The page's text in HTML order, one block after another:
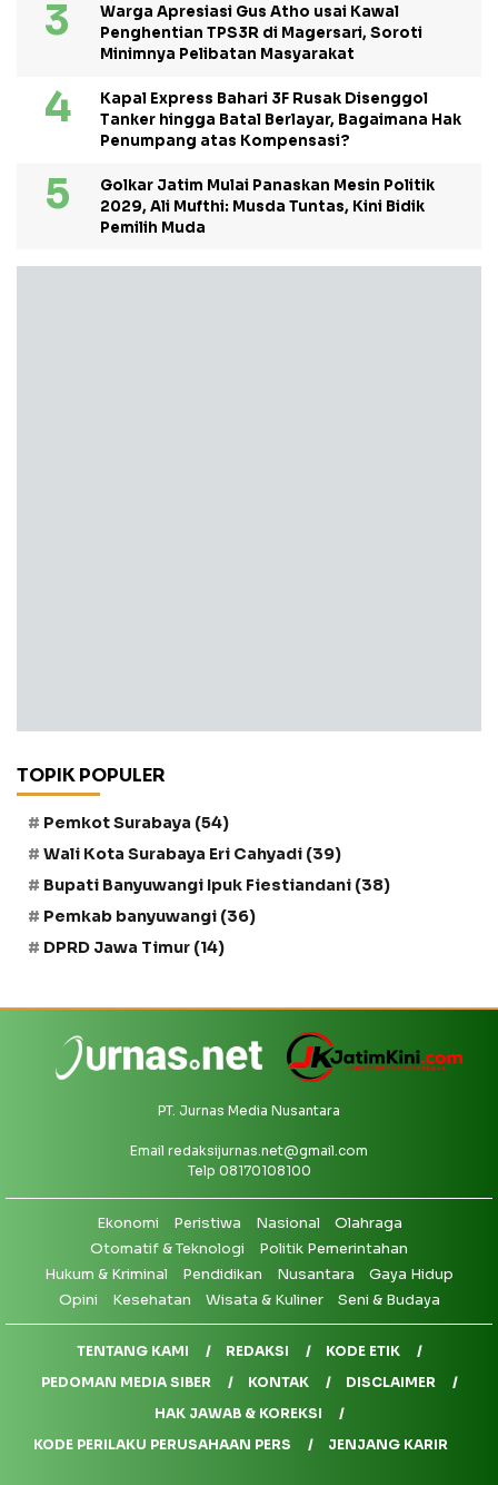
Warga Apresiasi Gus Atho usai Kawal
Penghentian TPS3R di Magersari, Soroti
Minimnya Pelibatan Masyarakat
Kapal Express Bahari 3F Rusak Disenggol
Tanker hingga Batal Berlayar, Bagaimana Hak
Penumpang atas Kompensasi?
Golkar Jatim Mulai Panaskan Mesin Politik
2029, Ali Mufthi: Musda Tuntas, Kini Bidik
Pemilih Muda
TOPIK POPULER
Pemkot Surabaya (54)
Wali Kota Surabaya Eri Cahyadi (39)
Bupati Banyuwangi Ipuk Fiestiandani (38)
Pemkab banyuwangi (36)
DPRD Jawa Timur (14)
PT. Jurnas Media Nusantara
Email redaksijurnas.net@gmail.com
Telp 08170108100
Ekonomi Peristiwa Nasional
Olahraga
Otomatif & Teknologi
Politik Pemerintahan
Hukum & Kriminal
Pendidikan Nusantara
Gaya Hidup
Opini
Kesehatan Wisata & Kuliner Seni & Budaya
TENTANG KAMI REDAKSI
KODE ETIK
PEDOMAN MEDIA SIBER
KONTAK
DISCLAIMER
HAK JAWAB & KOREKSI
KODE PERILAKU PERUSAHAAN PERS
JENJANG KARIR